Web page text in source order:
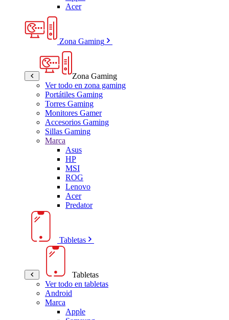
Acer
Zona Gaming
Zona Gaming
Ver todo en zona gaming
Portátiles Gaming
Torres Gaming
Monitores Gamer
Accesorios Gaming
Sillas Gaming
Marca
Asus
HP
MSI
ROG
Lenovo
Acer
Predator
Tabletas
Tabletas
Ver todo en tabletas
Android
Marca
Apple